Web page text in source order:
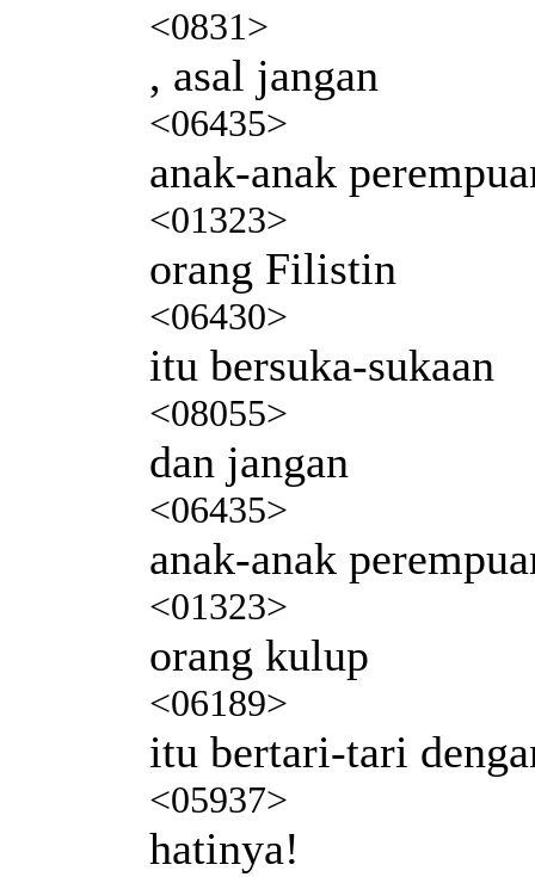
<0831>
, asal jangan
<06435>
anak-anak
<01323>
orang Filistin
<06430>
itu bersuka-sukaan
<08055>
dan jangan
<06435>
anak-anak
<01323>
orang kulup
<06189>
itu bertari-tari
<05937>
hatinya!